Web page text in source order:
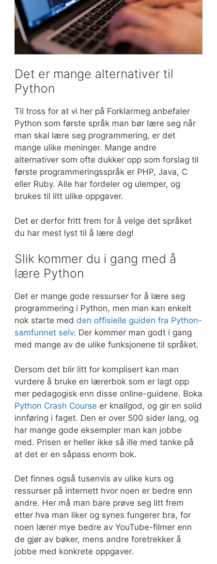
Det er mange alternativer til
Python
Til tross for at vi her på Forklarmeg anbefaler
Python som første språk man bør lære seg når
man skal lære seg programmering, er det
mange ulike meninger. Mange andre
alternativer som ofte dukker opp som forslag til
første programmeringsspråk er PHP, Java, C
eller Ruby. Alle har fordeler og ulemper, og
brukes til litt ulike oppgaver.
Det er derfor fritt frem for å velge det språket
du har mest lyst til å lære deg!
Slik kommer du i gang med å
lære Python
Det er mange gode ressurser for å lære seg
programmering i Python, men man kan enkelt
nok starte med den offisielle guiden fra Python-
samfunnet selv. Der kommer man godt i gang
med mange av de ulike funksjonene til språket.
Dersom det blir litt for komplisert kan man
vurdere å bruke en lærerbok som er lagt opp
mer pedagogisk enn disse online-guidene. Boka
Python Crash Course er knallgod, og gir en solid
innføring i faget. Den er over 500 sider lang, og
har mange gode eksempler man kan jobbe
med. Prisen er heller ikke så ille med tanke på
at det er en såpass enorm bok.
Det finnes også tusenvis av ulike kurs og
ressurser på internett hvor noen er bedre enn
andre. Her må man bare prøve seg litt frem
etter hva man liker og synes fungerer bra, for
noen lærer mye bedre av YouTube-filmer enn
de gjør av bøker, mens andre foretrekker å
jobbe med konkrete oppgaver.